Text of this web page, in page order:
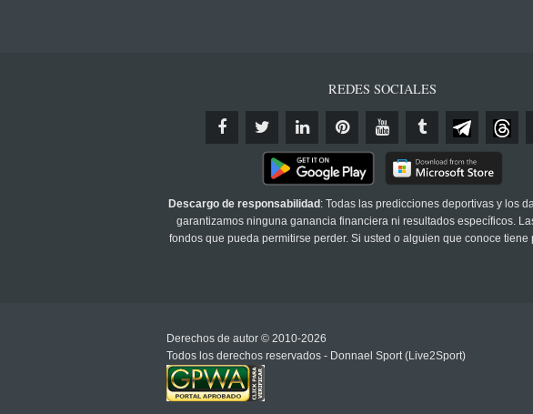
REDES SOCIALES
Descargo de responsabilidad : Todas las predicciones deportivas y los
garantizamos ninguna ganancia financiera ni resultados específicos.
fondos que pueda permitirse perder. Si usted o alguien que conoce
Derechos de autor © 2010-2026
Todos los derechos reservados - Donnael Sport (Live2Sport)